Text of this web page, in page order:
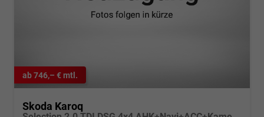
ab 746,– € mtl.
Skoda Karoq